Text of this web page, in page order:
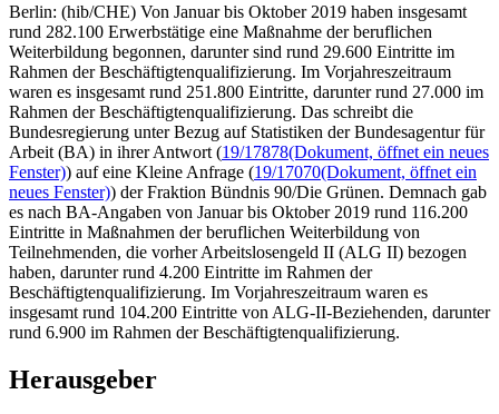
Berlin: (hib/CHE) Von Januar bis Oktober 2019 haben insgesamt
rund 282.100 Erwerbstätige eine Maßnahme der beruflichen
Weiterbildung begonnen, darunter sind rund 29.600 Eintritte im
Rahmen der Beschäftigtenqualifizierung. Im Vorjahreszeitraum
waren es insgesamt rund 251.800 Eintritte, darunter rund 27.000 im
Rahmen der Beschäftigtenqualifizierung. Das schreibt die
Bundesregierung unter Bezug auf Statistiken der Bundesagentur für
Arbeit (BA) in ihrer Antwort (19/17878(Dokument, öffnet ein neues
Fenster)) auf eine Kleine Anfrage (19/17070(Dokument, öffnet ein
neues Fenster)) der Fraktion Bündnis 90/Die Grünen. Demnach gab
es nach BA-Angaben von Januar bis Oktober 2019 rund 116.200
Eintritte in Maßnahmen der beruflichen Weiterbildung von
Teilnehmenden, die vorher Arbeitslosengeld II (ALG II) bezogen
haben, darunter rund 4.200 Eintritte im Rahmen der
Beschäftigtenqualifizierung. Im Vorjahreszeitraum waren es
insgesamt rund 104.200 Eintritte von ALG-II-Beziehenden, darunter
rund 6.900 im Rahmen der Beschäftigtenqualifizierung.
Herausgeber